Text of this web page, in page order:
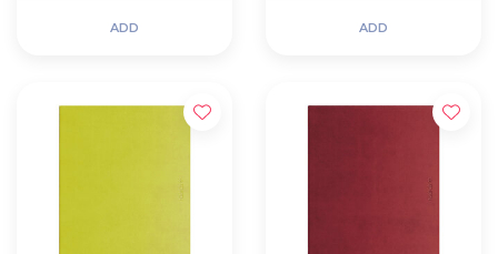
ADD ADD